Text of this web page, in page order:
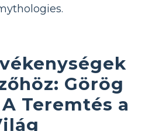
Görög
Teremtés a